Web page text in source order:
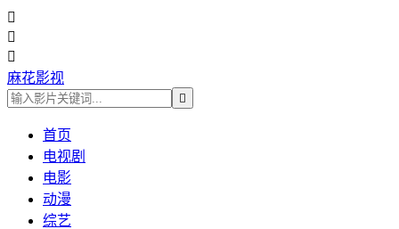



麻花影视

首页
电视剧
电影
动漫
综艺